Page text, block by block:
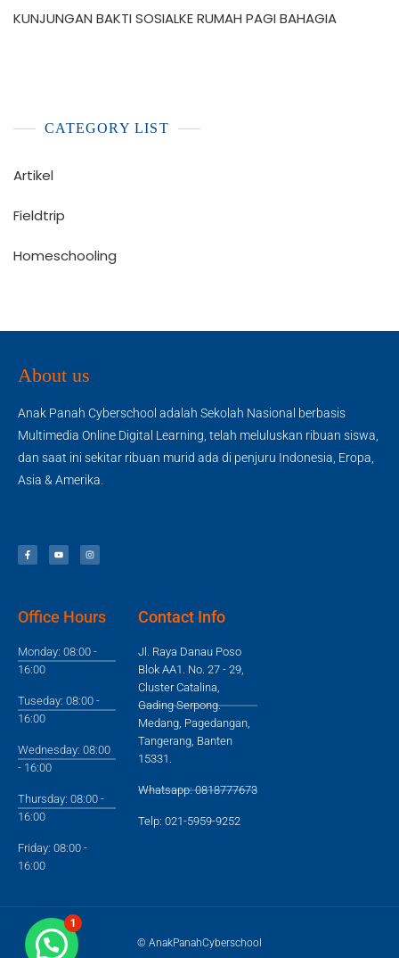
KUNJUNGAN BAKTI SOSIALKE RUMAH PAGI BAHAGIA
CATEGORY LIST
Artikel
Fieldtrip
Homeschooling
About us
Anak Panah Cyberschool adalah Sekolah Nasional berbasis
Multimedia Online Digital Learning, telah meluluskan ribuan siswa,
dan saat ini sekitar ribuan murid ada di penjuru Indonesia, Eropa,
Asia & Amerika.
Office Hours
Monday: 08:00 -
16:00
Tuseday: 08:00 -
16:00
Wednesday: 08:00
- 16:00
Thursday: 08:00 -
16:00
Friday: 08:00 -
16:00
Contact Info
Jl. Raya Danau Poso
Blok AA1. No. 27 - 29,
Cluster Catalina,
Gading Serpong.
Medang, Pagedangan,
Tangerang, Banten
15331.
Whatsapp: 0818777673
Telp: 021-5959-9252
© AnakPanahCyberschool
1